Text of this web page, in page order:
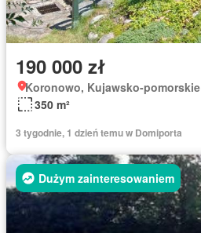
190 000 zł
Koronowo, Kujawsko-pomorskie
350 m²
3 tygodnie, 1 dzień temu w Domiporta
Dużym zainteresowaniem